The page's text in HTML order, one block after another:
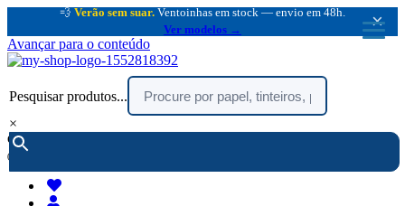
💨 Verão sem suar. Ventoinhas em stock — envio em 48h.
Ver modelos →
×
Avançar para o conteúdo
Pesquisar produtos...
×
encomendar por telefone :
(chamada rede fixa nacional)